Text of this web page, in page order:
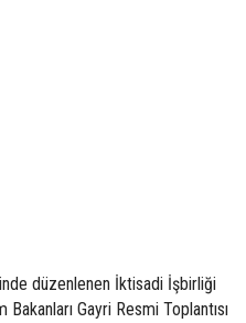
düzenlenen İktisadi İşbirliği
Gayri Resmi Toplantısı